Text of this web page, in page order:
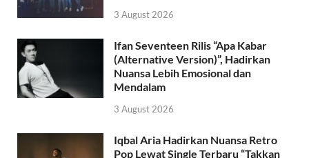
3 August 2026
Ifan Seventeen Rilis “Apa Kabar
(Alternative Version)”, Hadirkan
Nuansa Lebih Emosional dan
Mendalam
3 August 2026
Iqbal Aria Hadirkan Nuansa Retro
Pop Lewat Single Terbaru “Takkan